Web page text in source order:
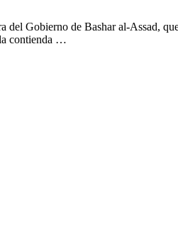
Gobierno de Bashar al-Assad,
la contienda …